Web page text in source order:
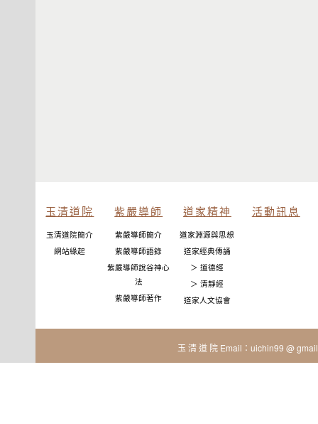
玉清道院
玉清道院簡介
網站緣起
紫嚴導師
紫嚴導師簡介
紫嚴導師語錄
紫嚴導師說谷神心
法
紫嚴導師著作
道家精神
道家淵源與思想
道家經典傳誦
＞ 道德經
＞ 清靜經
道家人文協會
活動訊息
玉 清 道 院 Email：uichin99 @